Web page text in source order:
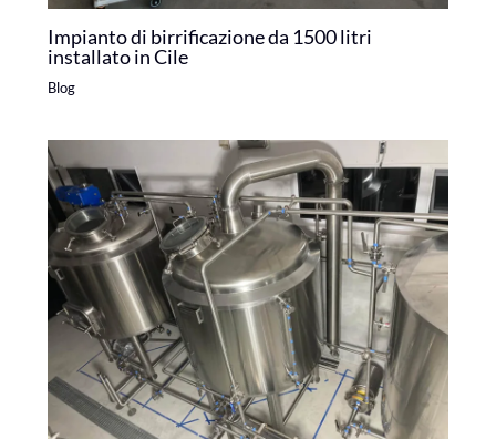
Impianto di birrificazione da 1500 litri
installato in Cile
Blog